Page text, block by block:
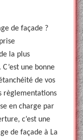
de façade ?
la plus
une bonne
de vos
règlementations
en charge par
c’est une
de façade à La